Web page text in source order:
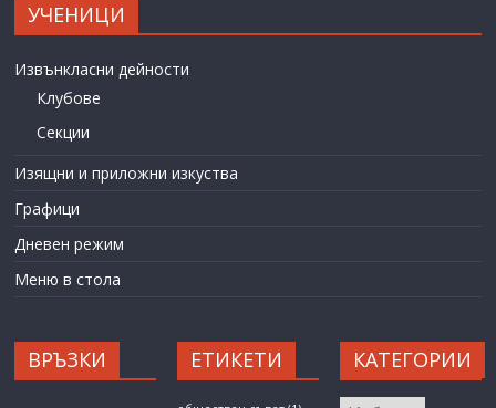
УЧЕНИЦИ
Извънкласни дейности
Клубове
Секции
Изящни и приложни изкуства
Графици
Дневен режим
Меню в стола
ВРЪЗКИ ЕТИКЕТИ КАТЕГОРИИ